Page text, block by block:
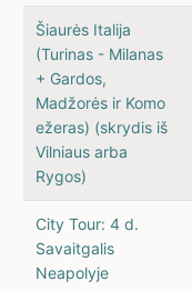
Šiaurės Italija
(Turinas - Milanas
+ Gardos,
Madžorės ir Komo
ežeras) (skrydis iš
Vilniaus arba
Rygos)
City Tour: 4 d.
Savaitgalis
Neapolyje